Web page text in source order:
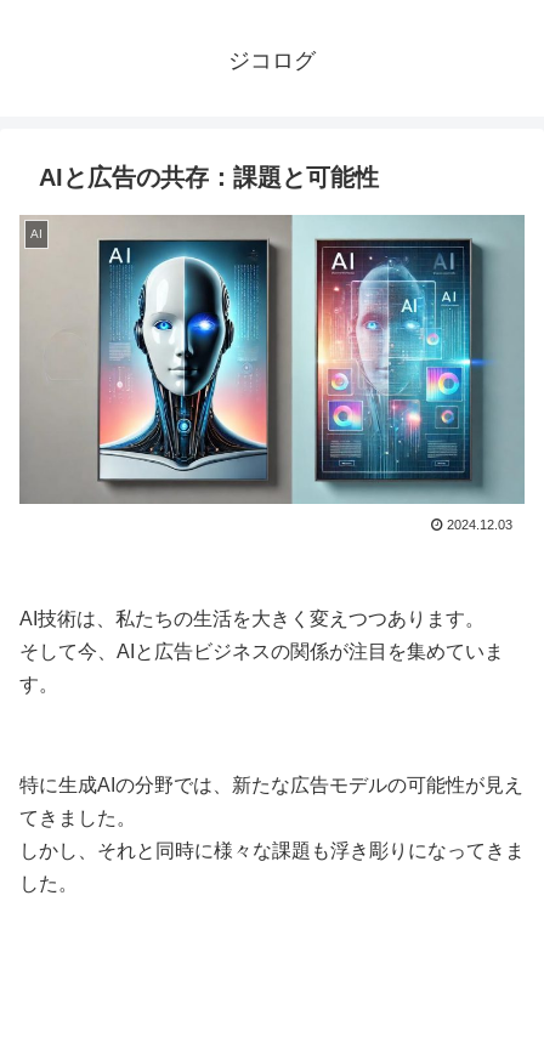
ジコログ
AIと広告の共存：課題と可能性
AI
2024.12.03
AI技術は、私たちの生活を大きく変えつつあります。
そして今、AIと広告ビジネスの関係が注目を集めていま
す。
特に生成AIの分野では、新たな広告モデルの可能性が見え
てきました。
しかし、それと同時に様々な課題も浮き彫りになってきま
した。